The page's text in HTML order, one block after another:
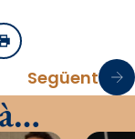
Imprimir
Següent